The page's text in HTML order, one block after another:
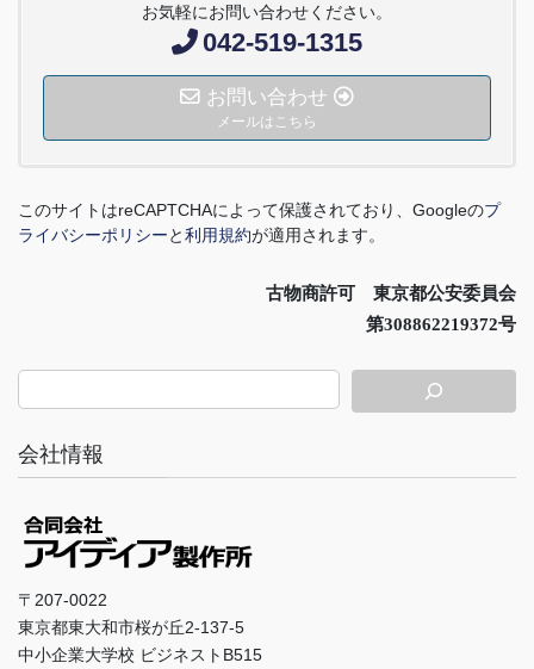
お気軽にお問い合わせください。
042-519-1315
お問い合わせ
メールはこちら
このサイトはreCAPTCHAによって保護されており、 Googleのプ
ライバシーポリシーと利用規約が適用されます。
古物商許可 東京都公安委員会
第308862219372号
会社情報
〒207-0022
東京都東大和市桜が丘2-137-5
中小企業大学校 ビジネストB515